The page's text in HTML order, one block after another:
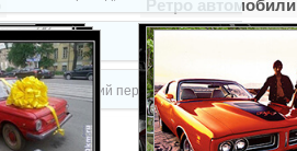
пер, 2з
Кавказский пер, 5в к1
2-й проезд, 1
Ретро автомобили